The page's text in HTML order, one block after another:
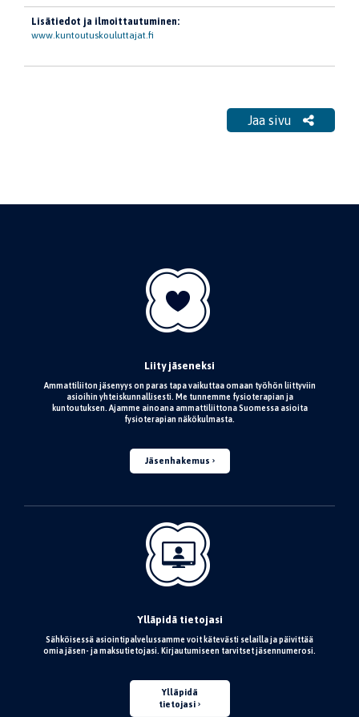
Lisätiedot ja ilmoittautuminen:
www.kuntoutuskouluttajat.fi
Jaa sivu
Liity jäseneksi
Ammattiliiton jäsenyys on paras tapa vaikuttaa omaan työhön liittyviin
asioihin yhteiskunnallisesti. Me tunnemme fysioterapian ja
kuntoutuksen. Ajamme ainoana ammattiliittona Suomessa asioita
fysioterapian näkökulmasta.
Jäsenhakemus
Ylläpidä tietojasi
Sähköisessä asiointipalvelussamme voit kätevästi selailla ja päivittää
omia jäsen- ja maksutietojasi. Kirjautumiseen tarvitset jäsennumerosi.
Ylläpidä
tietojasi